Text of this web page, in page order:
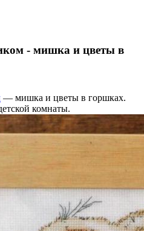
- мишка и цветы в
— мишка и цветы в горшках.
комнаты.